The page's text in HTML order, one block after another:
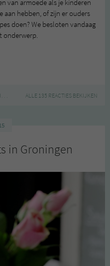
van armoede als je kinderen
aan hebben, of zijn er ouders
doen? We besloten vandaag
onderwerp.
KINDERKLEDING,KLEDING,MODE
ALLE 135 REACTIES BEKIJKEN
in Groningen